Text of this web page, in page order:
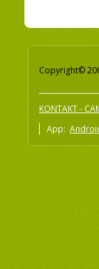
Copyright©
KONTAKT -
App: